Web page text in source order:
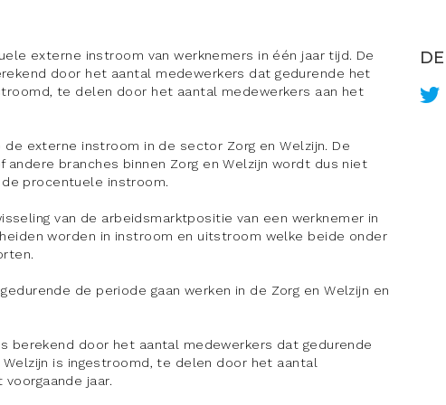
externe instroom van werknemers in één jaar tijd. De
door het aantal medewerkers dat gedurende het
te delen door het aantal medewerkers aan het
de externe instroom in de sector Zorg en Welzijn. De
branches binnen Zorg en Welzijn wordt dus niet
procentuele instroom.
van de arbeidsmarktpositie van een werknemer in
worden in instroom en uitstroom welke beide onder
de periode gaan werken in de Zorg en Welzijn en
berekend door het aantal medewerkers dat gedurende
is ingestroomd, te delen door het aantal
jaar.